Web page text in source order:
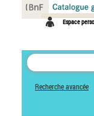
Espace
Recherche avancée
Panneau de gestion des